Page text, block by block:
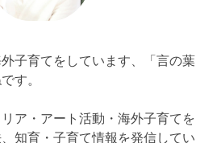
子育てをしています、「言の葉
す。
ア・アート活動・海外子育てを
知育・子育て情報を発信してい